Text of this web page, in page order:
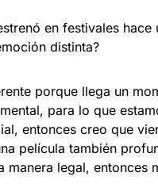
en festivales
distinta?
porque llega un
para lo que
entonces creo que
película también
manera legal, entonces